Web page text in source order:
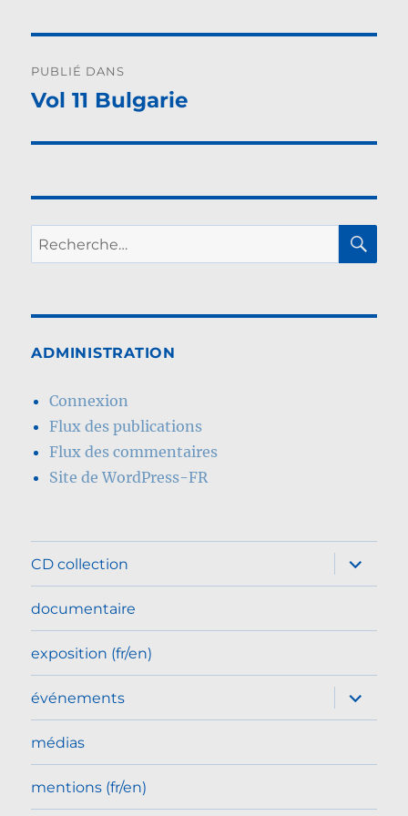
de
PUBLIÉ DANS
Vol 11 Bulgarie
Recherche
pour :
ADMINISTRATION
Connexion
Flux des publications
Flux des commentaires
Site de WordPress-FR
CD collection
ouvrir
le
sous-
documentaire
exposition (fr/en)
événements
ouvrir
le
sous-
médias
mentions (fr/en)